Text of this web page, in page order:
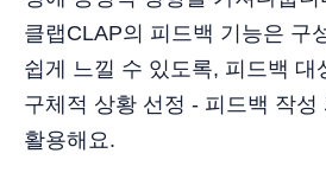
클랩CLAP의 피드백 기능은 구
쉽게 느낄 수 있도록, 피드백 대
구체적 상황 선정 - 피드백 작성
활용해요.